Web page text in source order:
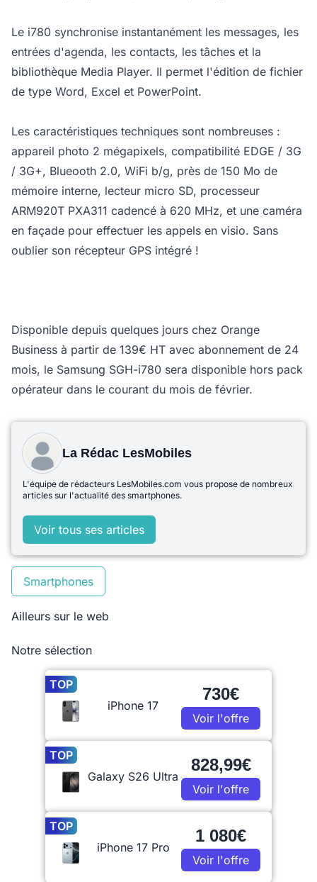
Le i780 synchronise instantanément les messages, les
entrées d'agenda, les contacts, les tâches et la
bibliothèque Media Player. Il permet l'édition de fichier
de type Word, Excel et PowerPoint.
Les caractéristiques techniques sont nombreuses :
appareil photo 2 mégapixels, compatibilité EDGE / 3G
/ 3G+, Blueooth 2.0, WiFi b/g, près de 150 Mo de
mémoire interne, lecteur micro SD, processeur
ARM920T PXA311 cadencé à 620 MHz, et une caméra
en façade pour effectuer les appels en visio. Sans
oublier son récepteur GPS intégré !
Disponible depuis quelques jours chez Orange
Business à partir de 139€ HT avec abonnement de 24
mois, le Samsung SGH-i780 sera disponible hors pack
opérateur dans le courant du mois de février.
La Rédac LesMobiles
L'équipe de rédacteurs LesMobiles.com vous propose de nombreux
articles sur l'actualité des smartphones.
Voir tous ses articles
Smartphones
Ailleurs sur le web
Notre sélection
TOP
iPhone 17
730€
Voir l'offre
TOP
Galaxy S26 Ultra
828,99€
Voir l'offre
TOP
iPhone 17 Pro
1 080€
Voir l'offre